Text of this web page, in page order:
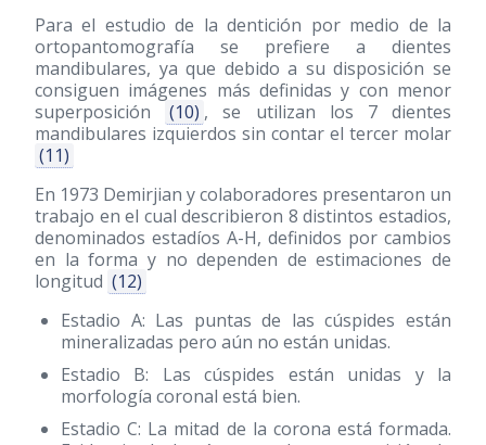
Para el estudio de la dentición por medio de la
ortopantomografía se prefiere a dientes
mandibulares, ya que debido a su disposición se
consiguen imágenes más definidas y con menor
superposición
(10) , se utilizan los 7 dientes
mandibulares izquierdos sin contar el tercer molar
(11)
En 1973 Demirjian y colaboradores presentaron un
trabajo en el cual describieron 8 distintos estadios,
denominados estadíos A-H, definidos por cambios
en la forma y no dependen de estimaciones de
longitud (12)
Estadio A: Las puntas de las cúspides están
mineralizadas pero aún no están unidas.
Estadio B: Las cúspides están unidas y la
morfología coronal está bien.
Estadio C: La mitad de la corona está formada.